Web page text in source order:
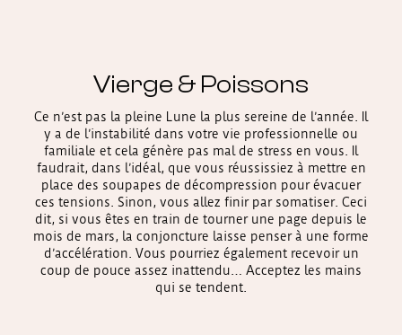
Vierge & Poissons
Ce n’est pas la pleine Lune la plus sereine de l’année. Il
y a de l’instabilité dans votre vie professionnelle ou
familiale et cela génère pas mal de stress en vous. Il
faudrait, dans l’idéal, que vous réussissiez à mettre en
place des soupapes de décompression pour évacuer
ces tensions. Sinon, vous allez finir par somatiser. Ceci
dit, si vous êtes en train de tourner une page depuis le
mois de mars, la conjoncture laisse penser à une forme
d’accélération. Vous pourriez également recevoir un
coup de pouce assez inattendu… Acceptez les mains
qui se tendent.